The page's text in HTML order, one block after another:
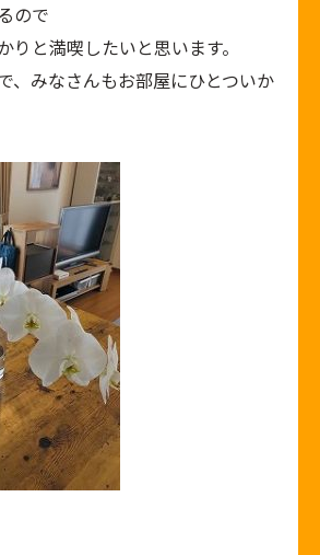
ので
りと満喫したいと思います。
、みなさんもお部屋にひとついか